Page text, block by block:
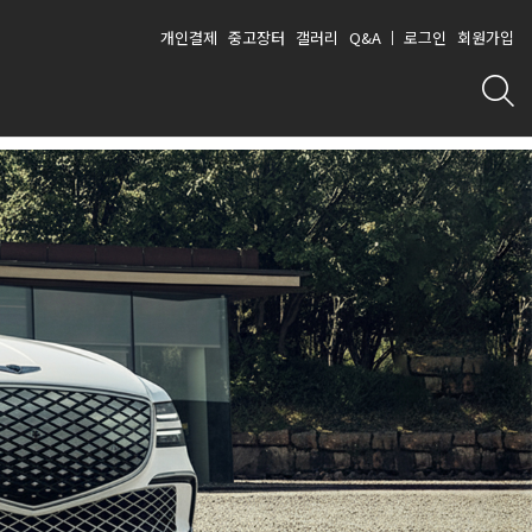
개인결제 중고장터 갤러리 Q&A 로그인 회원가입